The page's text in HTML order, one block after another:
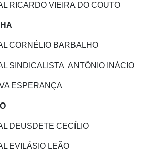
RICARDO VIEIRA DO COUTO
CORNÉLIO BARBALHO
SINDICALISTA ANTÔNIO INÁCIO
ESPERANÇA
DEUSDETE CECÍLIO
EVILÁSIO LEÃO